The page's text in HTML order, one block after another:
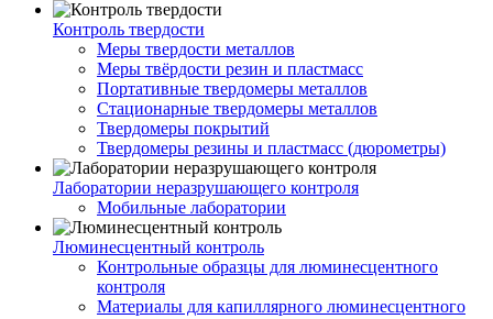
Контроль твердости
Меры твердости металлов
Меры твёрдости резин и пластмасс
Портативные твердомеры металлов
Стационарные твердомеры металлов
Твердомеры покрытий
Твердомеры резины и пластмасс (дюрометры)
Лаборатории неразрушающего контроля
Мобильные лаборатории
Люминесцентный контроль
Контрольные образцы для люминесцентного
контроля
Материалы для капиллярного люминесцентного